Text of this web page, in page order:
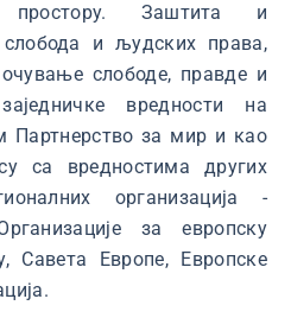
простору. Заштита и
и људских права,
слободе, правде и
вредности на
Партнерство за мир и као
са вредностима других
организација -
за европску
Савета Европе, Европске